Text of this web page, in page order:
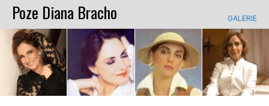
Poze Diana Bracho GALERIE